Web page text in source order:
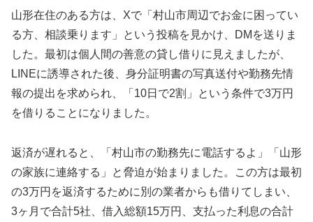
山形在住のある方は、Xで「村山市周辺でお金に困ってい
る方、相談乗ります」という投稿を見かけ、DMを送りま
した。最初は個人間の善意の貸し借りに見えましたが、
LINEに誘導された後、身分証明書の写真送付や勤務先情
報の提出を求められ、「10日で2割」という条件で3万円
を借りることになりました。
返済が遅れると、「村山市の勤務先に電話するよ」「山形
の家族に連絡する」と脅迫が始まりました。この方は最初
の3万円を返済するために別の業者からも借りてしまい、
3ヶ月で合計5社、借入総額15万円、支払った利息の合計